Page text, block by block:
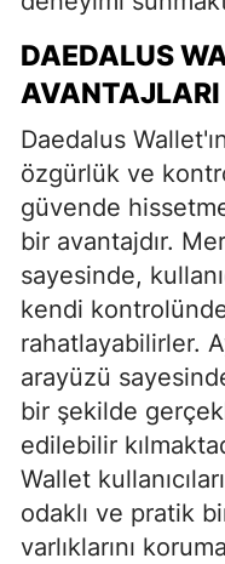
DAEDALUS
AVANTAJLARI
Daedalus
özgürlük ve
güvende
bir avantajdır.
sayesinde,
kendi
rahatlayabilirler.
arayüzü
bir şekilde
edilebilir
Wallet
odaklı ve pratik
varlıklarını